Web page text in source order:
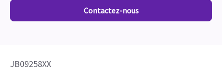
Contactez-nous
JB09258XX